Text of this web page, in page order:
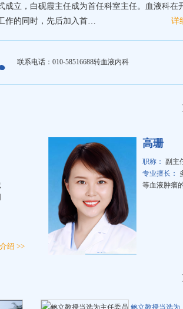
成立，白砚霞主任成为首任科室主任。血液科在
作的同时，先后加入首…
详
联系电话：010-58516688转血液内科
高珊
职称：副主任医
专业擅长：多发
等血液肿瘤的诊治
鲍立教授当选为